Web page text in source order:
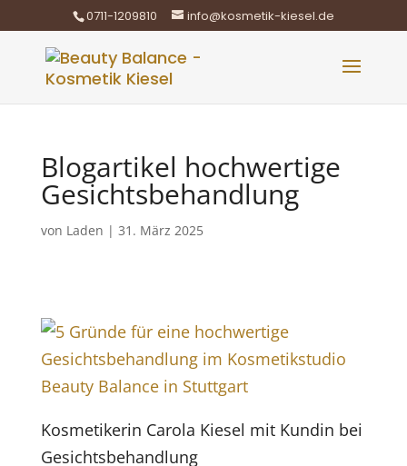
0711-1209810 info@kosmetik-kiesel.de
Blogartikel hochwertige
Gesichtsbehandlung
von Laden | 31. März 2025
Kosmetikerin Carola Kiesel mit Kundin bei
Gesichtsbehandlung